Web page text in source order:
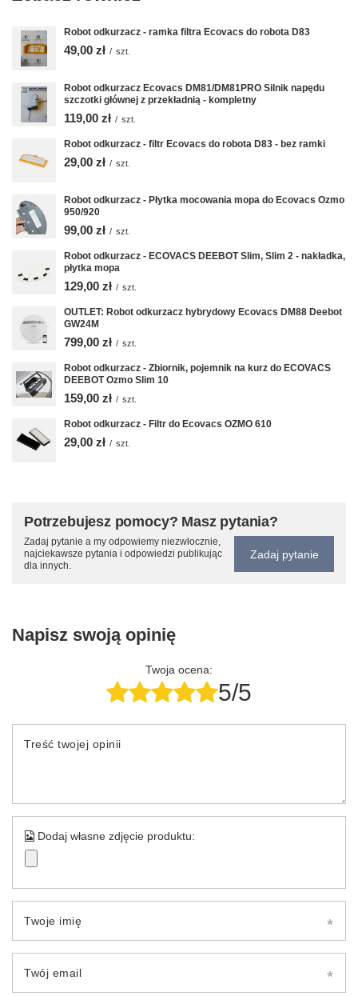
Robot odkurzacz - ramka filtra Ecovacs do robota D83
49,00 zł / szt.
Robot odkurzacz Ecovacs DM81/DM81PRO Silnik napędu
szczotki głównej z przekładnią - kompletny
119,00 zł / szt.
Robot odkurzacz - filtr Ecovacs do robota D83 - bez ramki
29,00 zł / szt.
Robot odkurzacz - Płytka mocowania mopa do Ecovacs Ozmo
950/920
99,00 zł / szt.
Robot odkurzacz - ECOVACS DEEBOT Slim, Slim 2 - nakładka,
płytka mopa
129,00 zł / szt.
OUTLET: Robot odkurzacz hybrydowy Ecovacs DM88 Deebot
GW24M
799,00 zł / szt.
Robot odkurzacz - Zbiornik, pojemnik na kurz do ECOVACS
DEEBOT Ozmo Slim 10
159,00 zł / szt.
Robot odkurzacz - Filtr do Ecovacs OZMO 610
29,00 zł / szt.
Potrzebujesz pomocy? Masz pytania?
Zadaj pytanie a my odpowiemy niezwłocznie,
najciekawsze pytania i odpowiedzi publikując
dla innych.
Zadaj pytanie
Napisz swoją opinię
Twoja ocena:
5/5
Treść twojej opinii
Dodaj własne zdjęcie produktu:
Twoje imię
Twój email